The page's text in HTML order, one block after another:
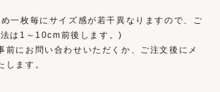
一枚毎にサイズ感が若干異なりますので、ご
は1～10cm前後します。)
前にお問い合わせいただくか、ご注文後にメ
します。